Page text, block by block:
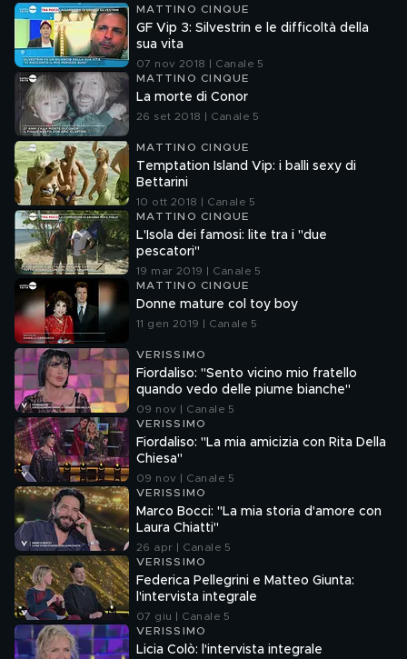
MATTINO CINQUE
GF Vip 3: Silvestrin e le difficoltà della
sua vita
07 nov 2018 | Canale 5
MATTINO CINQUE
La morte di Conor
26 set 2018 | Canale 5
MATTINO CINQUE
Temptation Island Vip: i balli sexy di
Bettarini
10 ott 2018 | Canale 5
MATTINO CINQUE
L'Isola dei famosi: lite tra i "due
pescatori"
19 mar 2019 | Canale 5
MATTINO CINQUE
Donne mature col toy boy
11 gen 2019 | Canale 5
VERISSIMO
Fiordaliso: "Sento vicino mio fratello
quando vedo delle piume bianche"
09 nov | Canale 5
VERISSIMO
Fiordaliso: "La mia amicizia con Rita Della
Chiesa"
09 nov | Canale 5
VERISSIMO
Marco Bocci: "La mia storia d'amore con
Laura Chiatti"
26 apr | Canale 5
VERISSIMO
Federica Pellegrini e Matteo Giunta:
l'intervista integrale
07 giu | Canale 5
VERISSIMO
Licia Colò: l'intervista integrale